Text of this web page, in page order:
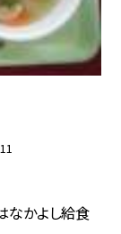
なかよし給食